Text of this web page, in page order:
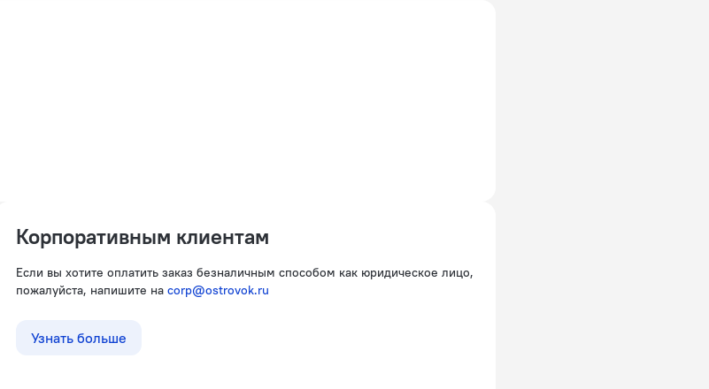
Корпоративным клиентам
Если вы хотите оплатить заказ безналичным способом как юридическое лицо,
пожалуйста, напишите на corp@ostrovok.ru
Узнать больше